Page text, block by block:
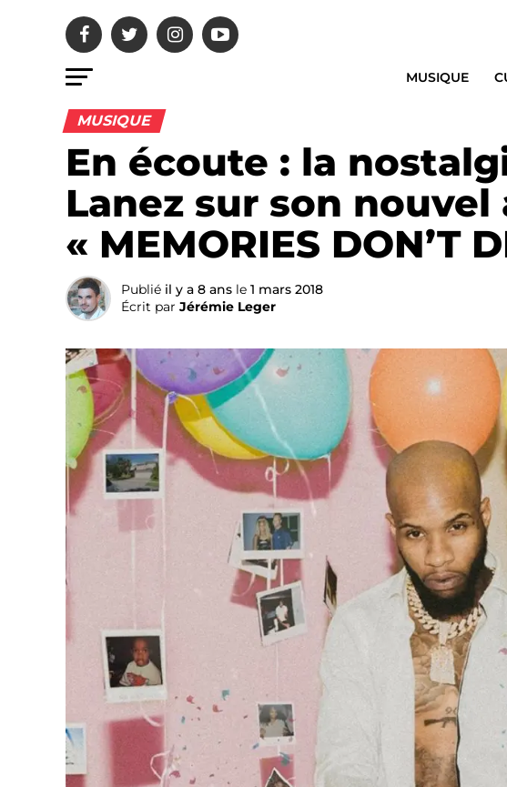
MUSIQUE
MUSIQUE
En écoute : la
Lanez sur son nouvel
« MEMORIES DON’T
Publié il y a 8 ans le 1 mars 2018
Écrit par Jérémie Leger